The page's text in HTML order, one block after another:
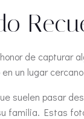
de capturar
un lugar
suelen pasar
familia. Estas